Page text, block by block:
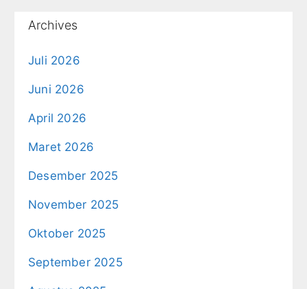
Archives
Juli 2026
Juni 2026
April 2026
Maret 2026
Desember 2025
November 2025
Oktober 2025
September 2025